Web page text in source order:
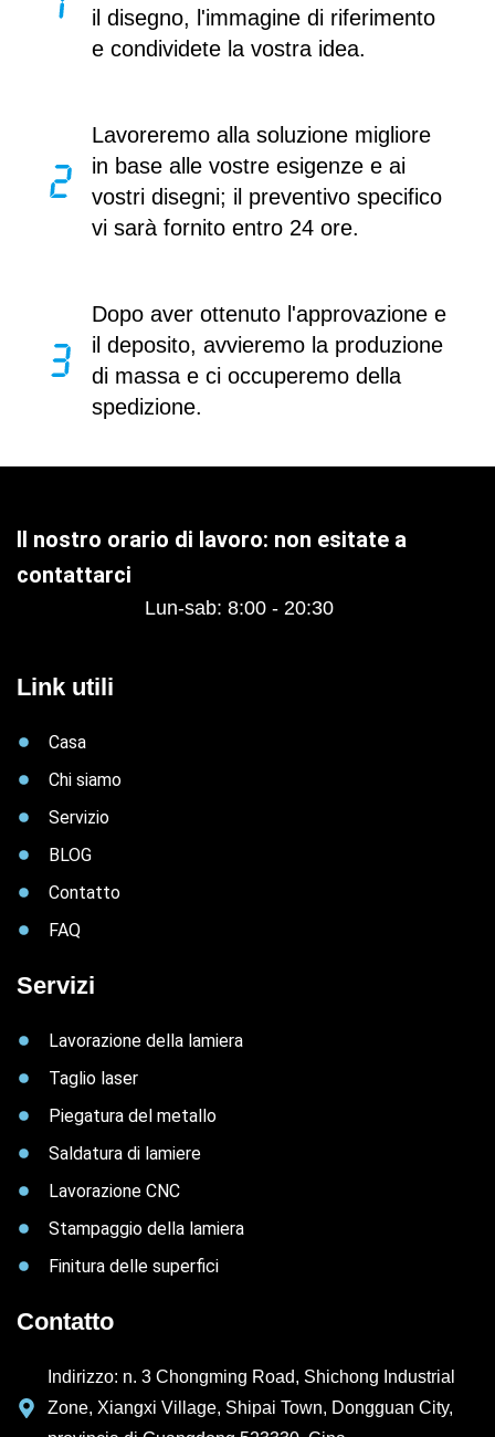
il disegno, l'immagine di riferimento
e condividete la vostra idea.
Lavoreremo alla soluzione migliore
in base alle vostre esigenze e ai
vostri disegni; il preventivo specifico
vi sarà fornito entro 24 ore.
Dopo aver ottenuto l'approvazione e
il deposito, avvieremo la produzione
di massa e ci occuperemo della
spedizione.
Il nostro orario di lavoro: non esitate a
contattarci
Lun-sab: 8:00 - 20:30
Link utili
Casa
Chi siamo
Servizio
BLOG
Contatto
FAQ
Servizi
Lavorazione della lamiera
Taglio laser
Piegatura del metallo
Saldatura di lamiere
Lavorazione CNC
Stampaggio della lamiera
Finitura delle superfici
Contatto
Indirizzo: n. 3 Chongming Road, Shichong Industrial
Zone, Xiangxi Village, Shipai Town, Dongguan City,